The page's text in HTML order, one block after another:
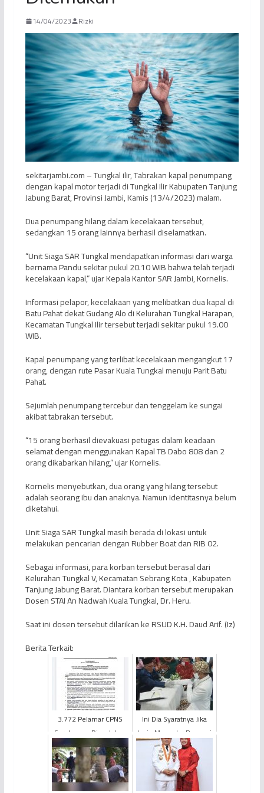
14/04/2023 Rizki
sekitarjambi.com – Tungkal ilir, Tabrakan kapal penumpang
dengan kapal motor terjadi di Tungkal Ilir Kabupaten Tanjung
Jabung Barat, Provinsi Jambi, Kamis (13/4/2023) malam.
Dua penumpang hilang dalam kecelakaan tersebut,
sedangkan 15 orang lainnya berhasil diselamatkan.
“Unit Siaga SAR Tungkal mendapatkan informasi dari warga
bernama Pandu sekitar pukul 20.10 WIB bahwa telah terjadi
kecelakaan kapal,” ujar Kepala Kantor SAR Jambi, Kornelis.
Informasi pelapor, kecelakaan yang melibatkan dua kapal di
Batu Pahat dekat Gudang Alo di Kelurahan Tungkal Harapan,
Kecamatan Tungkal Ilir tersebut terjadi sekitar pukul 19.00
WIB.
Kapal penumpang yang terlibat kecelakaan mengangkut 17
orang, dengan rute Pasar Kuala Tungkal menuju Parit Batu
Pahat.
Sejumlah penumpang tercebur dan tenggelam ke sungai
akibat tabrakan tersebut.
“15 orang berhasil dievakuasi petugas dalam keadaan
selamat dengan menggunakan Kapal TB Dabo 808 dan 2
orang dikabarkan hilang,” ujar Kornelis.
Kornelis menyebutkan, dua orang yang hilang tersebut
adalah seorang ibu dan anaknya. Namun identitasnya belum
diketahui.
Unit Siaga SAR Tungkal masih berada di lokasi untuk
melakukan pencarian dengan Rubber Boat dan RIB 02.
Sebagai informasi, para korban tersebut berasal dari
Kelurahan Tungkal V, Kecamatan Sebrang Kota , Kabupaten
Tanjung Jabung Barat. Diantara korban tersebut merupakan
Dosen STAI An Nadwah Kuala Tungkal, Dr. Heru.
Saat ini dosen tersebut dilarikan ke RSUD K.H. Daud Arif. (Iz)
Berita Terkait:
3.772 Pelamar CPNS
Sarolangun Dinyatakan
Lulus Administrasi, Ini
Tahapan Berikutnya
Ini Dia Syaratnya Jika
Ingin Mengelar Resepsi
Pernikahan